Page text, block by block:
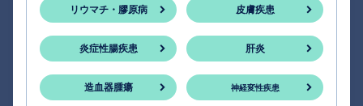
リウマチ・膠原病 皮膚疾患
炎症性腸疾患 肝炎
造血器腫瘍 神経変性疾患